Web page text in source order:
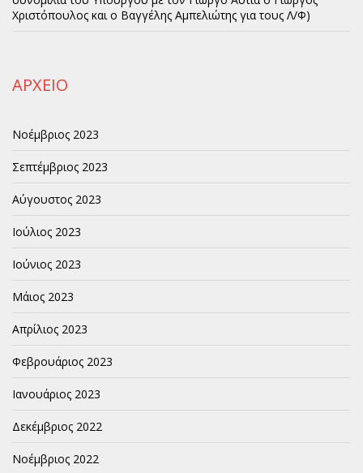
Χριστόπουλος και ο Βαγγέλης Αμπελιώτης για τους Λ/Φ)
ΑΡΧΕΙΟ
Νοέμβριος 2023
Σεπτέμβριος 2023
Αύγουστος 2023
Ιούλιος 2023
Ιούνιος 2023
Μάιος 2023
Απρίλιος 2023
Φεβρουάριος 2023
Ιανουάριος 2023
Δεκέμβριος 2022
Νοέμβριος 2022